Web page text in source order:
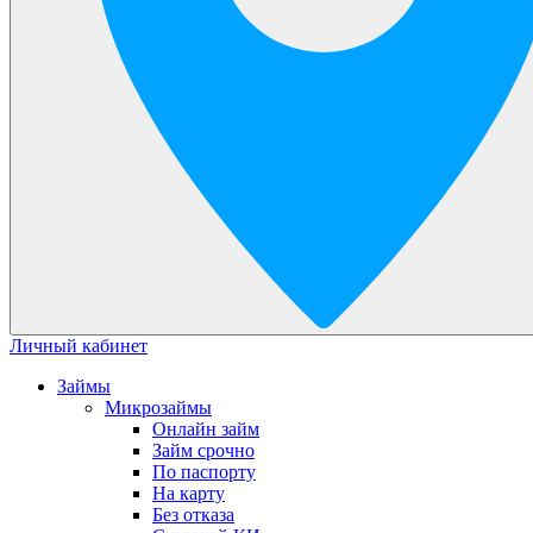
Личный кабинет
Займы
Микрозаймы
Онлайн займ
Займ срочно
По паспорту
На карту
Без отказа